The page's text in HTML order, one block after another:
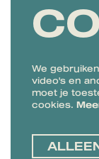
We
video's en
moet je
cookies.